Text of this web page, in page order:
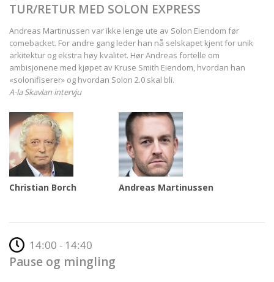
TUR/RETUR MED SOLON EXPRESS
Andreas Martinussen var ikke lenge ute av Solon Eiendom før
comebacket. For andre gang leder han nå selskapet kjent for unik
arkitektur og ekstra høy kvalitet. Hør Andreas fortelle om
ambisjonene med kjøpet av Kruse Smith Eiendom, hvordan han
«solonifiserer» og hvordan Solon 2.0 skal bli.
A-la Skavlan intervju
Christian Borch Andreas Martinussen
14:00 - 14:40
Pause og mingling